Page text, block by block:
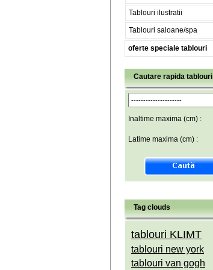
Tablouri ilustratii
Tablouri saloane/spa
oferte speciale tablouri
Cautare rapida tablouri
Inaltime maxima (cm) :
Latime maxima (cm) :
Tag clouds
tablouri KLIMT
tablouri new york
tablouri van gogh